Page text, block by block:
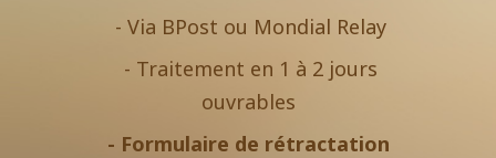
- Via BPost ou Mondial Relay
- Traitement en 1 à 2 jours
ouvrables
- Formulaire de rétractation